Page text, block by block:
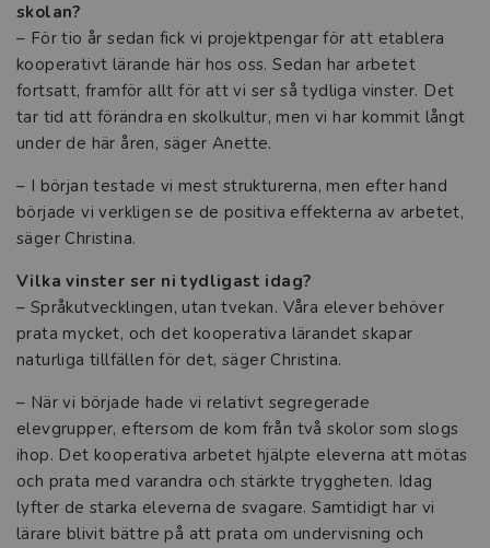
lärandet
Evenemang
Kataloger 2026
Beställ provexemplar
Kvalitetssäkrade läromedel
Statsbidrag för inköp av läroböcker och
lärarhandledningar 2026
Reformer
Press
skolan?
– För tio år sedan fick vi projektpengar för att etablera
kooperativt lärande här hos oss. Sedan har arbetet
fortsatt, framför allt för att vi ser så tydliga vinster. Det
tar tid att förändra en skolkultur, men vi har kommit långt
under de här åren, säger Anette.
– I början testade vi mest strukturerna, men efter hand
började vi verkligen se de positiva effekterna av arbetet,
säger Christina.
Vilka vinster ser ni tydligast idag?
– Språkutvecklingen, utan tvekan. Våra elever behöver
prata mycket, och det kooperativa lärandet skapar
naturliga tillfällen för det, säger Christina.
– När vi började hade vi relativt segregerade
elevgrupper, eftersom de kom från två skolor som slogs
ihop. Det kooperativa arbetet hjälpte eleverna att mötas
och prata med varandra och stärkte tryggheten. Idag
lyfter de starka eleverna de svagare. Samtidigt har vi
lärare blivit bättre på att prata om undervisning och